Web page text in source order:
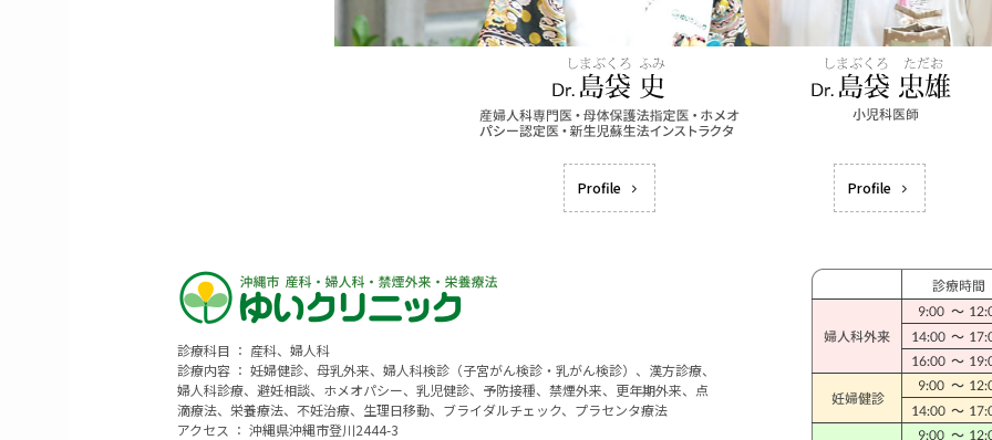
Profile Profile
診療科目 ： 産科、婦人科
診療内容 ： 妊婦健診、母乳外来、婦人科検診（子宮がん検診・乳がん検診）、漢方診療、
婦人科診療、避妊相談、ホメオパシー、乳児健診、予防接種、禁煙外来、更年期外来、点
滴療法、栄養療法、不妊治療、生理日移動、ブライダルチェック、プラセンタ療法
アクセス ： 沖縄県沖縄市登川2444-3